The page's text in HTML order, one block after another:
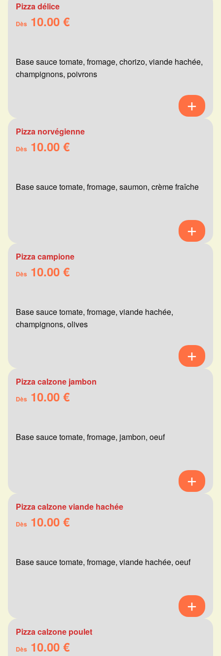
Pizza délice
Dès 10.00 €
Base sauce tomate, fromage, chorizo, viande hachée,
champignons, poivrons
Pizza norvégienne
Dès 10.00 €
Base sauce tomate, fromage, saumon, crème fraîche
Pizza campione
Dès 10.00 €
Base sauce tomate, fromage, viande hachée,
champignons, olives
Pizza calzone jambon
Dès 10.00 €
Base sauce tomate, fromage, jambon, oeuf
Pizza calzone viande hachée
Dès 10.00 €
Base sauce tomate, fromage, viande hachée, oeuf
Pizza calzone poulet
Dès 10.00 €